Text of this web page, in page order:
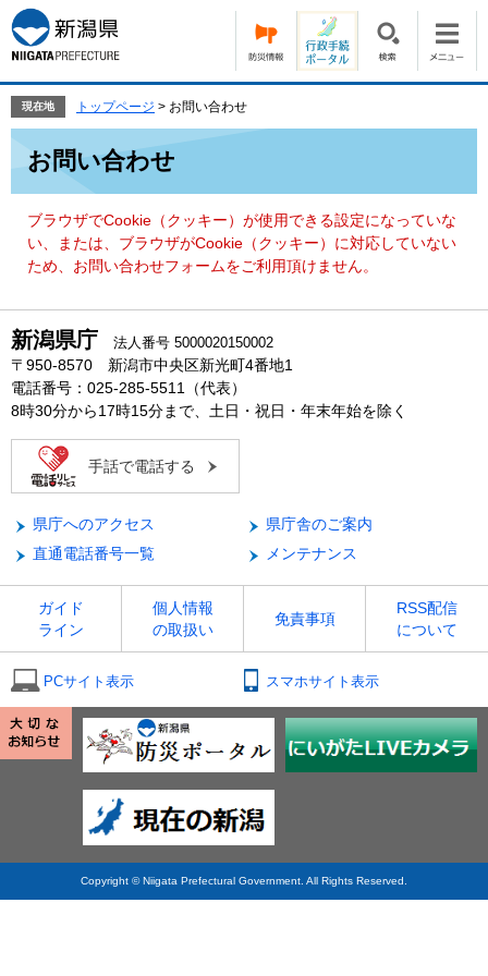
ー
ジ
の
頭
す。
ニ
ュ
ー
飛
て
現在地 トップページ > お問い合わせ
お問い合わせ
ブラウザでCookie（クッキー）が使用できる設定になっていな
い、または、ブラウザがCookie（クッキー）に対応していない
ため、お問い合わせフォームをご利用頂けません。
新潟県庁 法人番号 5000020150002
〒950-8570 新潟市中央区新光町4番地1
電話番号：025-285-5511（代表）
8時30分から17時15分まで、土日・祝日・年末年始を除く
手話で電話する
県庁へのアクセス
県庁舎のご案内
直通電話番号一覧
メンテナンス
ガイド
ライン
個人情報
の取扱い
免責事項
RSS配信
について
PCサイト表示 スマホサイト表示
Copyright © Niigata Prefectural Government. All Rights Reserved.